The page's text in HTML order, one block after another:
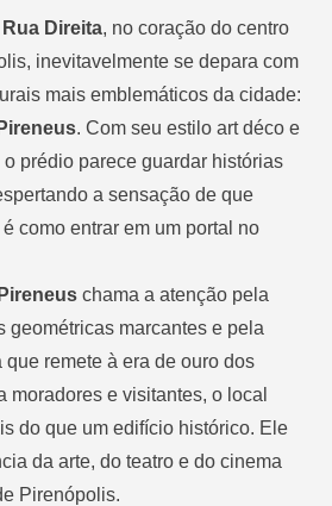
Rua Direita, no coração do centro
inevitavelmente se depara com
mais emblemáticos da cidade:
. Com seu estilo art déco e
prédio parece guardar histórias
a sensação de que
como entrar em um portal no
chama a atenção pela
geométricas marcantes e pela
que remete à era de ouro dos
moradores e visitantes, o local
do que um edifício histórico. Ele
da arte, do teatro e do cinema
Pirenópolis.